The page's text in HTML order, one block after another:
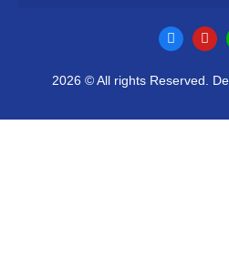
2026 © All rights Reserved.